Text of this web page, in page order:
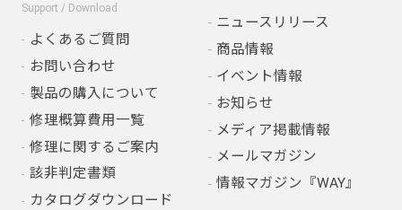
Support / Download
よくあるご質問
お問い合わせ
製品の購入について
修理概算費用一覧
修理に関するご案内
該非判定書類
カタログダウンロード
ニュースリリース
商品情報
イベント情報
お知らせ
メディア掲載情報
メールマガジン
情報マガジン『WAY』